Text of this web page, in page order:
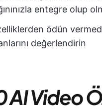
entegre olup
ödün
değerlendirin
AI Video